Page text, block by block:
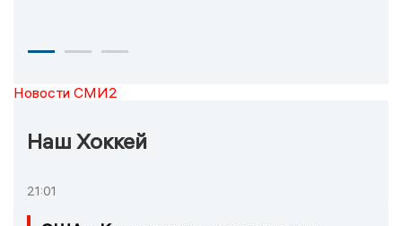
Новости СМИ2
Наш Хоккей
21:01